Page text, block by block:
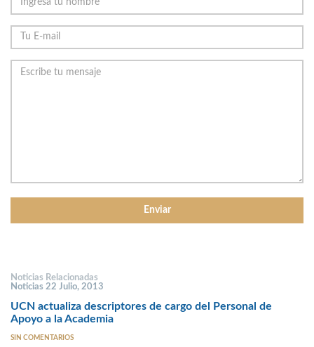
Noticias Relacionadas
Noticias 22 Julio, 2013
UCN actualiza descriptores de cargo del Personal de
Apoyo a la Academia
SIN COMENTARIOS